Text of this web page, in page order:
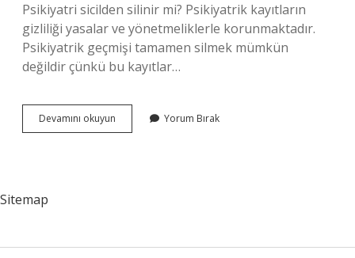
Psikiyatri sicilden silinir mi? Psikiyatrik kayıtların
gizliliği yasalar ve yönetmeliklerle korunmaktadır.
Psikiyatrik geçmişi tamamen silmek mümkün
değildir çünkü bu kayıtlar…
Devamını okuyun Psikoloğa
Gitmek
Yorum Bırak
Sitemap